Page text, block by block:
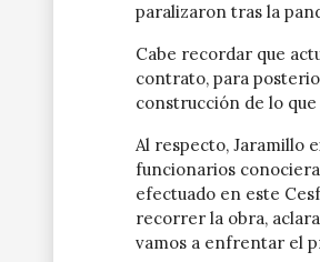
paralizaron tras la
Cabe recordar que
contrato, para
construcción de lo
Al respecto, Jaramillo
funcionarios
efectuado en este
recorrer la obra,
vamos a enfrentar el